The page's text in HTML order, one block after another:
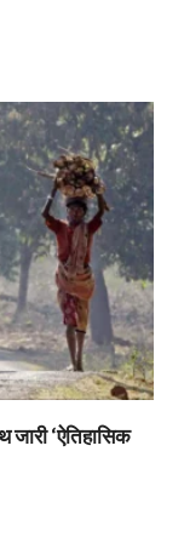
‘ऐतिहासिक